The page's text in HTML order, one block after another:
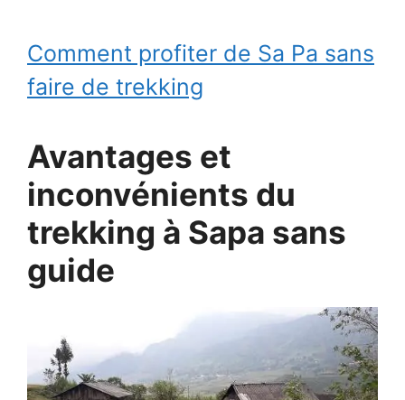
Comment profiter de Sa Pa sans
faire de trekking
Avantages et
inconvénients du
trekking à Sapa sans
guide